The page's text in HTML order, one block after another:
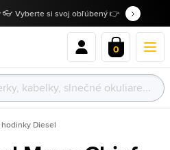
👓 Vyberte si svoj obľúbený 👉
0
hodinky Diesel